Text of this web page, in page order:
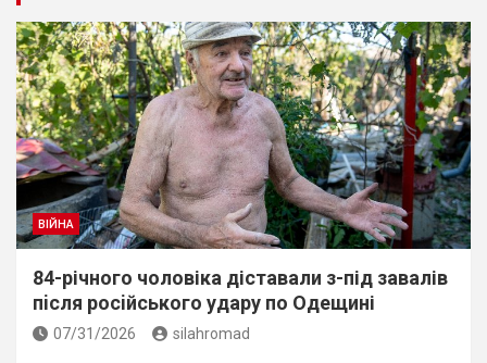
ВІЙНА
84-річного чоловіка діставали з-під завалів
пiсля росiйського удару по Одещині
07/31/2026 silahromad